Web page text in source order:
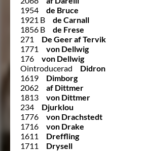
1954
de Bruce
1921 B
de Carnall
1856 B
de Frese
271
De Geer af Tervik
1771
von Dellwig
176
von Dellwig
Ointroducerad
Didron
1619
Dimborg
2062
af Dittmer
1813
von Dittmer
234
Djurklou
1776
von Drachstedt
1716
von Drake
1611
Dreffling
1711
Drysell